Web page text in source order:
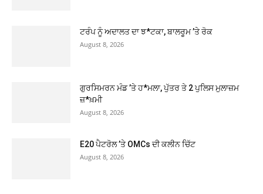
ਟਰੰਪ ਨੂੰ ਅਦਾਲਤ ਦਾ ਝ*ਟਕਾ, ਬਾਲਰੂਮ ’ਤੇ ਰੋਕ
August 8, 2026
ਗੁਰਸਿਮਰਨ ਮੰਡ ’ਤੇ ਹ*ਮਲਾ, ਪੁੱਤਰ ਤੇ 2 ਪੁਲਿਸ ਮੁਲਾਜ਼ਮ
ਜ਼*ਖ਼ਮੀ
August 8, 2026
E20 ਪੈਟਰੋਲ ’ਤੇ OMCs ਦੀ ਕਲੀਨ ਚਿੱਟ
August 8, 2026